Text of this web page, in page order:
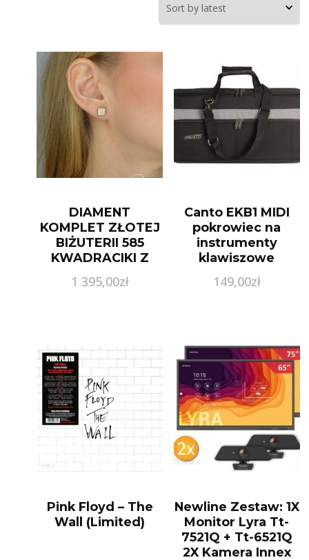
DIAMENT
KOMPLET ZŁOTEJ
BIŻUTERII 585
KWADRACIKI Z
1 395,00zł
Canto EKB1 MIDI
pokrowiec na
instrumenty
klawiszowe
149,00zł
Pink Floyd – The
Wall (Limited)
Newline Zestaw: 1X
Monitor Lyra Tt-
7521Q + Tt-6521Q
2X Kamera Innex